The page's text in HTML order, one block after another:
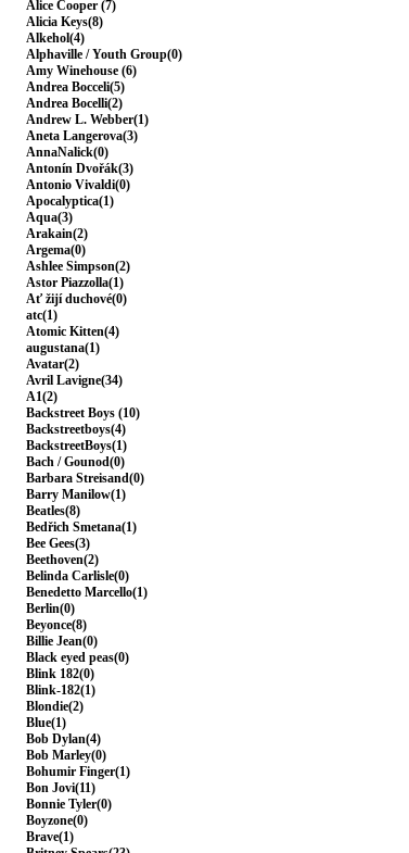
Alice Cooper (7)
Alicia Keys(8)
Alkehol(4)
Alphaville / Youth Group(0)
Amy Winehouse (6)
Andrea Bocceli(5)
Andrea Bocelli(2)
Andrew L. Webber(1)
Aneta Langerova(3)
AnnaNalick(0)
Antonín Dvořák(3)
Antonio Vivaldi(0)
Apocalyptica(1)
Aqua(3)
Arakain(2)
Argema(0)
Ashlee Simpson(2)
Astor Piazzolla(1)
Ať žijí duchové(0)
atc(1)
Atomic Kitten(4)
augustana(1)
Avatar(2)
Avril Lavigne(34)
A1(2)
Backstreet Boys (10)
Backstreetboys(4)
BackstreetBoys(1)
Bach / Gounod(0)
Barbara Streisand(0)
Barry Manilow(1)
Beatles(8)
Bedřich Smetana(1)
Bee Gees(3)
Beethoven(2)
Belinda Carlisle(0)
Benedetto Marcello(1)
Berlin(0)
Beyonce(8)
Billie Jean(0)
Black eyed peas(0)
Blink 182(0)
Blink-182(1)
Blondie(2)
Blue(1)
Bob Dylan(4)
Bob Marley(0)
Bohumir Finger(1)
Bon Jovi(11)
Bonnie Tyler(0)
Boyzone(0)
Brave(1)